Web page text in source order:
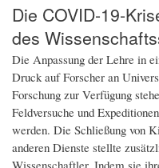
Die COVID-19-
des
Die Anpassung der Lehre in
Druck auf Forscher an
Forschung zur Verfügung
Feldversuche und
werden. Die Schließung von
anderen Dienste stellte
Wissenschaftler. Indem sie